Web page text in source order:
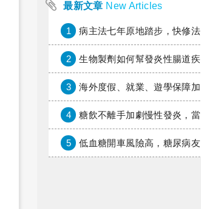
最新文章 New Articles
1 病主法七年原地踏步，快修法讓病人自主決定善終
2 生物製劑如何幫發炎性腸道疾病患者抗潰瘍？治療進展與健保給付困境一次看
3 海外度假、就業、遊學保障加倍，富邦產險「一期逐夢」專案加碼遠距醫療與緊急救援
4 糖飲不離手加劇慢性發炎，當心老化與慢性病提早報到
5 低血糖開車風險高，糖尿病友上路必學的安全守則